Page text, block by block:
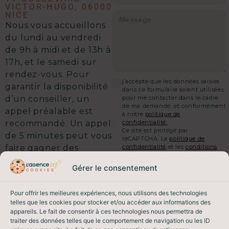
Gérer le consentement
Pour offrir les meilleures expériences, nous utilisons des technologies
telles que les cookies pour stocker et/ou accéder aux informations des
appareils. Le fait de consentir à ces technologies nous permettra de
traiter des données telles que le comportement de navigation ou les ID
VICTOR-HUGO, 06000
NICE
Nous vous accueillons
d u lundi au vendredi
de 9h à midi et de 13h à
17h, et le samedi sur
rendez-vous. Pour
garantir la disponibilité
d’un conseiller, un
appel préalable est
recommandé. Un appel
de 5 minutes peut vous
faire gagner des
semaines sur votre
vente.
EMAIL & TÉLÉPHONE
contact@lagencem.immo
j’accepte que les données saisies
dans ce formulaire soient utilisées
pour me contacter dans le cadre
de ma demande, et conformément
à notre politique de
confidentialité.
Ce site est protégé par
reCAPTCHA. La politique de
confidentialité et les conditions